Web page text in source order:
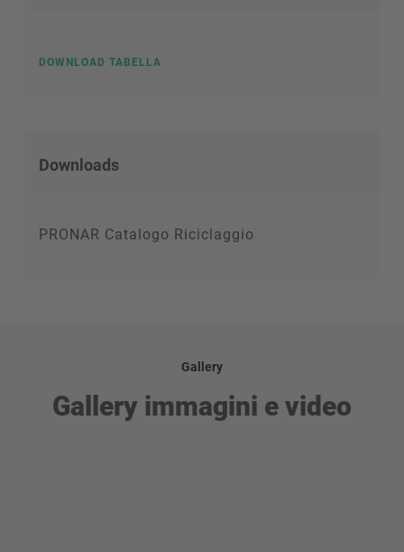
DOWNLOAD TABELLA
Downloads
PRONAR Catalogo Riciclaggio
Gallery
Gallery immagini e video